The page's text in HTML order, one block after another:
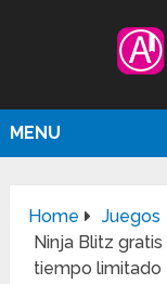
MENU
Home
Juegos
Ninja Blitz
tiempo limitado